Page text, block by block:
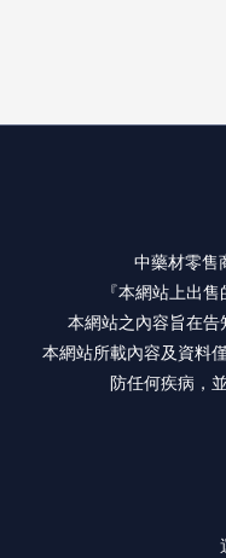
中藥材零售
『本網站上出
本網站之內容旨在告
本網站所載內容及資料
防任何疾病，